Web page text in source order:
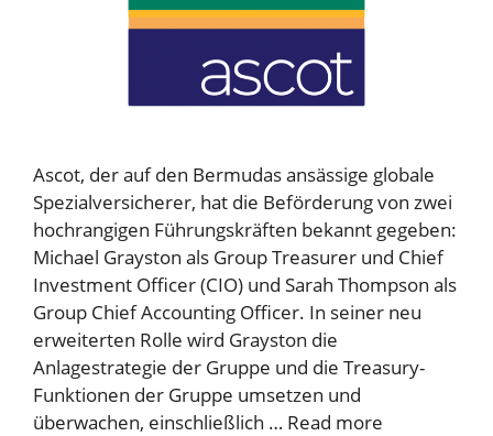
Ascot, der auf den Bermudas ansässige globale
Spezialversicherer, hat die Beförderung von zwei
hochrangigen Führungskräften bekannt gegeben:
Michael Grayston als Group Treasurer und Chief
Investment Officer (CIO) und Sarah Thompson als
Group Chief Accounting Officer. In seiner neu
erweiterten Rolle wird Grayston die
Anlagestrategie der Gruppe und die Treasury-
Funktionen der Gruppe umsetzen und
überwachen, einschließlich … Read more